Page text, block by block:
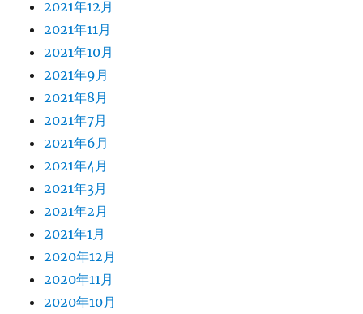
2021年12月
2021年11月
2021年10月
2021年9月
2021年8月
2021年7月
2021年6月
2021年4月
2021年3月
2021年2月
2021年1月
2020年12月
2020年11月
2020年10月